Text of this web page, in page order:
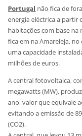
Portugal não fica de
energia eléctrica a partir
habitações com base
fica em na Amareleja,
uma capacidade
milhões de euros.
A central fotovoltaica,
megawatts (MW),
ano, valor que equivale
evitando a emissão de
(CO2).